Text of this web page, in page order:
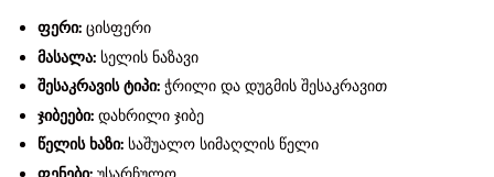
ფერი:ცისფერი
მასალა:სელის ნაზავი
შესაკრავის ტიპი:ჭრილი და დუგმის შესაკრავით
ჯიბეები:დახრილი ჯიბე
წელის ხაზი:საშუალო სიმაღლის წელი